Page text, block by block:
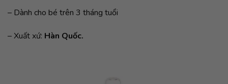
– Dành cho bé trên 3 tháng tuổi
– Xuất xứ: Hàn Quốc.